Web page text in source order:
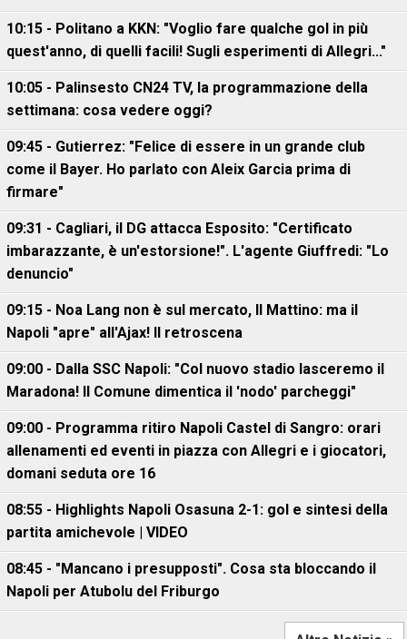
10:15 - Politano a KKN: "Voglio fare qualche gol in più
quest'anno, di quelli facili! Sugli esperimenti di Allegri..."
10:05 - Palinsesto CN24 TV, la programmazione della
settimana: cosa vedere oggi?
09:45 - Gutierrez: "Felice di essere in un grande club
come il Bayer. Ho parlato con Aleix Garcia prima di
firmare"
09:31 - Cagliari, il DG attacca Esposito: "Certificato
imbarazzante, è un'estorsione!". L'agente Giuffredi: "Lo
denuncio"
09:15 - Noa Lang non è sul mercato, Il Mattino: ma il
Napoli "apre" all'Ajax! Il retroscena
09:00 - Dalla SSC Napoli: "Col nuovo stadio lasceremo il
Maradona! Il Comune dimentica il 'nodo' parcheggi"
09:00 - Programma ritiro Napoli Castel di Sangro: orari
allenamenti ed eventi in piazza con Allegri e i giocatori,
domani seduta ore 16
08:55 - Highlights Napoli Osasuna 2-1: gol e sintesi della
partita amichevole | VIDEO
08:45 - "Mancano i presupposti". Cosa sta bloccando il
Napoli per Atubolu del Friburgo